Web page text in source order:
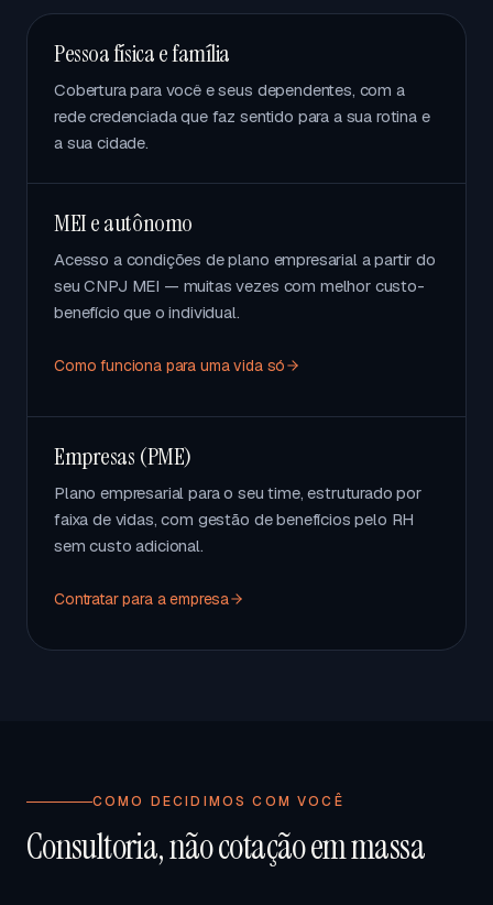
Pessoa física e família
Cobertura para você e seus dependentes, com a
rede credenciada que faz sentido para a sua rotina e
a sua cidade.
MEI e autônomo
Acesso a condições de plano empresarial a partir do
seu CNPJ MEI — muitas vezes com melhor custo-
benefício que o individual.
Como funciona para uma vida só
Empresas (PME)
Plano empresarial para o seu time, estruturado por
faixa de vidas, com gestão de benefícios pelo RH
sem custo adicional.
Contratar para a empresa
COMO DECIDIMOS COM VOCÊ
Consultoria, não cotação em massa